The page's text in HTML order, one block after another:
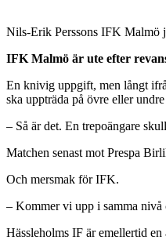
Nils-Erik Perssons IFK Malmö
IFK Malmö är ute efter
En knivig uppgift, men långt
ska uppträda på övre eller
– Så är det. En trepoängare
Matchen senast mot Prespa
Och mersmak för IFK.
– Kommer vi upp i samma
Hässleholms IF är emellertid